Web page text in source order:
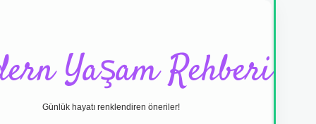
Yaşam Rehberi
Günlük hayatı renklendiren öneriler!